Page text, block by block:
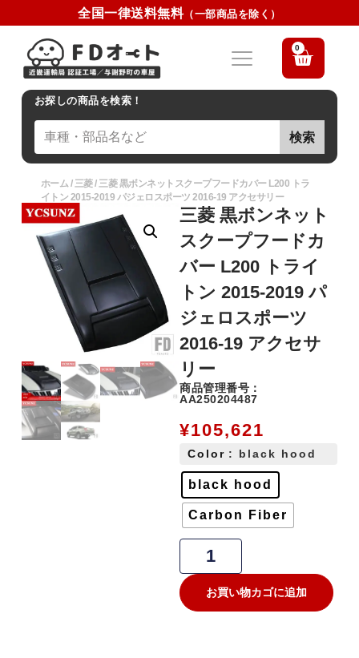
全国一律送料無料（一部商品を除く）
0
お探しの商品を検索！
検索
ホーム / 三菱/ 三菱 黒ボンネットスクープフードカバー L200 トラ
イトン 2015-2019 パジェロスポーツ 2016-19 アクセサリー
三菱 黒ボンネット
スクープフードカ
バー L200 トライ
トン 2015-2019 パ
ジェロスポーツ
2016-19 アクセサ
リー
商品管理番号：
AA250204487
¥105,621
Color : black hood
black hood
Carbon Fiber
お買い物カゴに追加